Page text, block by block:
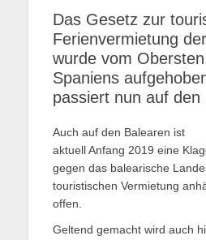
Das Gesetz zur
Ferienvermietung
wurde vom
Spaniens
passiert nun auf den
Auch auf den Balearen ist
aktuell Anfang 2019 eine
gegen das balearische
touristischen Vermietung
offen.
Geltend gemacht wird auch